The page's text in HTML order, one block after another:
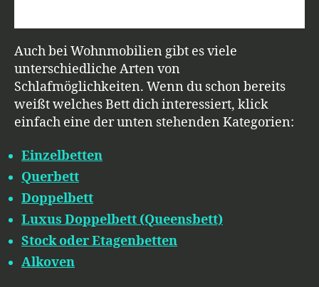
Auch bei Wohnmobilien gibt es viele
unterschiedliche Arten von
Schlafmöglichkeiten. Wenn du schon bereits
weißt welches Bett dich interessiert, klick
einfach eine der unten stehenden Kategorien:
Einzelbetten
Querbett
Doppelbett
Luxus Doppelbett (Queensbett)
Stock oder Etagenbetten
Alkoven